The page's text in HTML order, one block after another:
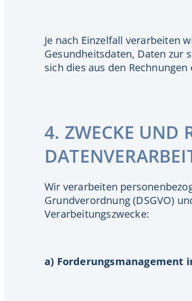
Je nach Einzelfall verarbeiten
Gesundheitsdaten, Daten zur
sich dies aus den
4. ZWECKE UND
Wir verarbeiten
Grundverordnung (DSGVO)
Verarbeitungszwecke:
a) Forderungsmanagement